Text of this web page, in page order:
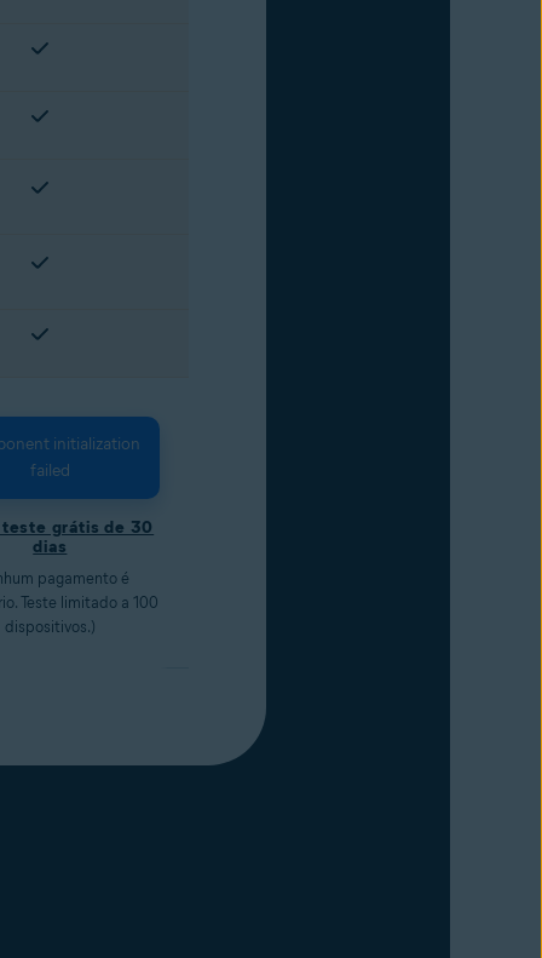
initialization
failed
grátis de 30
dias
pagamento é
Teste limitado a 100
dispositivos.)